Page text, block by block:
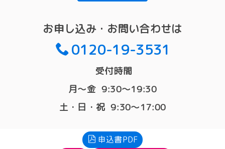
お申し込み・お問い合わせは
0120-19-3531
受付時間
月〜金 9:30〜19:30
土・日・祝 9:30〜17:00
申込書PDF